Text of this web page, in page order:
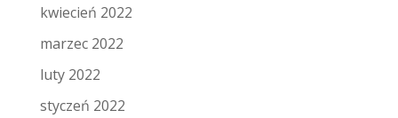
kwiecień 2022
marzec 2022
luty 2022
styczeń 2022